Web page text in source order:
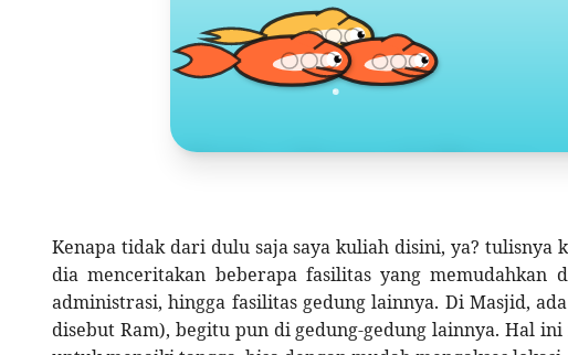
Toko Jurnal Rasa
Kenapa tidak dari dulu saja saya kuliah disini, ya? tulisnya
dia menceritakan beberapa fasilitas yang
administrasi, hingga fasilitas gedung lainnya. Di Masjid,
disebut Ram), begitu pun di gedung-gedung lainnya. Hal